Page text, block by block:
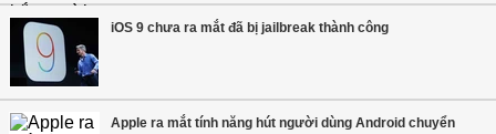
iOS 9 chưa ra mắt đã bị jailbreak thành công
Apple ra mắt tính năng hút người dùng Android chuyển